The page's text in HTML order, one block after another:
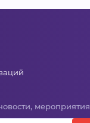
мероприятия